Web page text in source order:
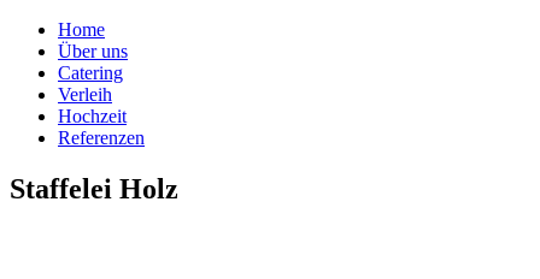
Home
Über uns
Catering
Verleih
Hochzeit
Referenzen
Staffelei Holz